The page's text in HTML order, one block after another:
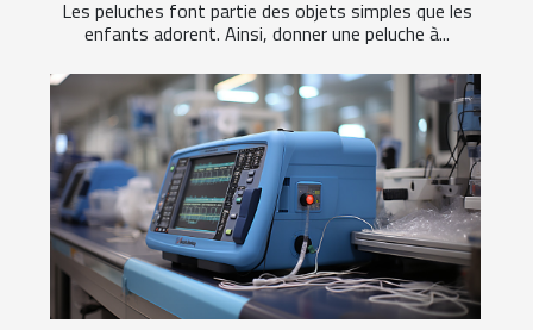
Les peluches font partie des objets simples que les
enfants adorent. Ainsi, donner une peluche à...